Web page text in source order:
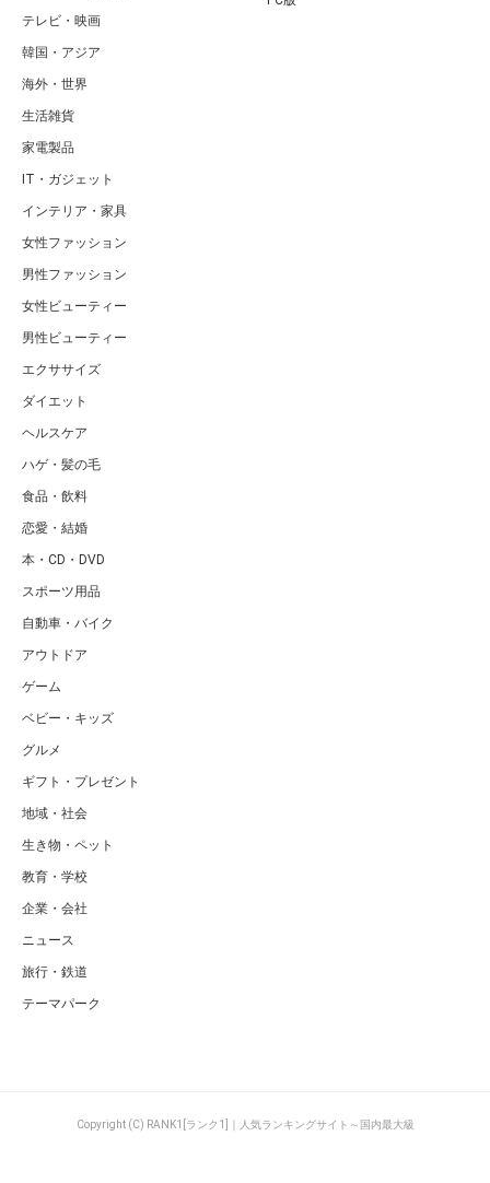
テレビ・映画
韓国・アジア
海外・世界
生活雑貨
家電製品
IT・ガジェット
インテリア・家具
女性ファッション
男性ファッション
女性ビューティー
男性ビューティー
エクササイズ
ダイエット
ヘルスケア
ハゲ・髪の毛
食品・飲料
恋愛・結婚
本・CD・DVD
スポーツ用品
自動車・バイク
アウトドア
ゲーム
ベビー・キッズ
グルメ
ギフト・プレゼント
地域・社会
生き物・ペット
教育・学校
企業・会社
ニュース
旅行・鉄道
テーマパーク
Copyright (C) RANK1[ランク1]｜人気ランキングサイト～国内最大級